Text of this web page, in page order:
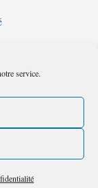
service.